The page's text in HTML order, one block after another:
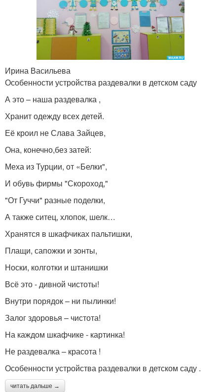
Ирина Васильева
Особенности устройства раздевалки в детском саду
А это – наша раздевалка ,
Хранит одежду всех детей.
Её кроил не Слава Зайцев,
Она, конечно,без затей:
Меха из Турции, от «Белки",
И обувь фирмы "Скороход,"
"От Гуччи" разные поделки,
А также ситец, хлопок, шелк…
Хранятся в шкафчиках пальтишки,
Плащи, сапожки и зонты,
Носки, колготки и штанишки
Всё это - дивной чистоты!
Внутри порядок – ни пылинки!
Залог здоровья – чистота!
На каждом шкафчике - картинка!
Не раздевалка – красота !
Особенности устройства раздевалки в детском саду .
читать дальше →